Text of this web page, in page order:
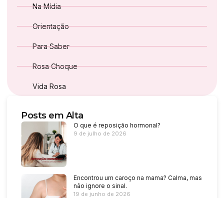
Na Mídia
Orientação
Para Saber
Rosa Choque
Vida Rosa
Posts em Alta
O que é reposição hormonal?
9 de julho de 2026
Encontrou um caroço na mama? Calma, mas
não ignore o sinal.
19 de junho de 2026